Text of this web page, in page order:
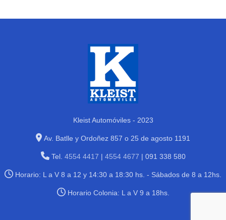
Kleist Automóviles - 2023
Av. Batlle y Ordoñez 857 o 25 de agosto 1191
Tel. 4554 4417 | 4554 4677 | 091 338 580
Horario: L a V 8 a 12 y 14:30 a 18:30 hs. - Sábados de 8 a 12hs.
Horario Colonia: L a V 9 a 18hs.